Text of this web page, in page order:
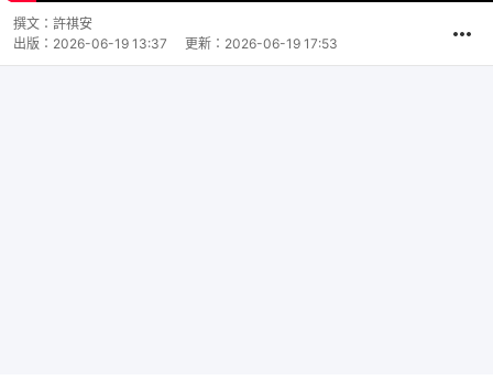
撰文： 許祺安
出版： 2026-06-19 13:37 更新： 2026-06-19 17:53